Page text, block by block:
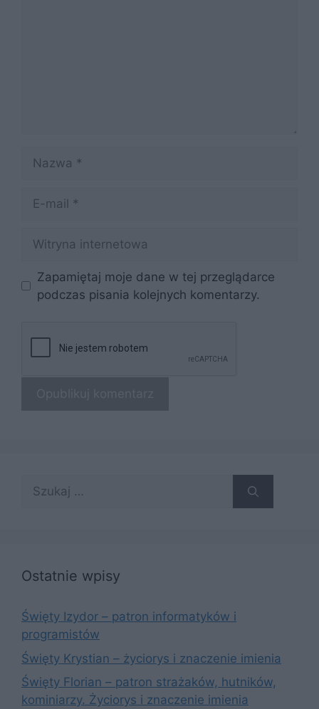
mail
internetowa
Zapamiętaj moje dane w tej przeglądarce
podczas pisania kolejnych komentarzy.
Ostatnie wpisy
Święty Izydor – patron informatyków i
programistów
Święty Krystian – życiorys i znaczenie imienia
Święty Florian – patron strażaków, hutników,
kominiarzy. Życiorys i znaczenie imienia